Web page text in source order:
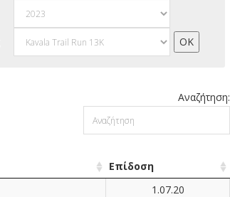
Αναζήτηση:
Επίδοση
1.07.20